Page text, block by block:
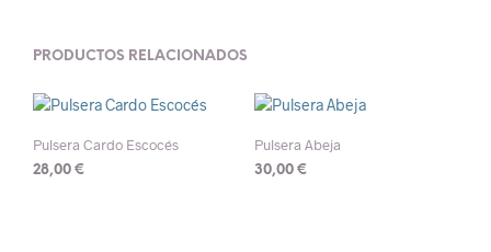
PRODUCTOS RELACIONADOS
Pulsera Cardo Escocés
28,00 €
Pulsera Abeja
30,00 €